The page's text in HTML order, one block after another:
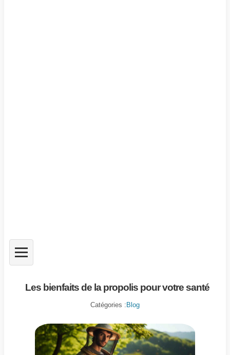
Les bienfaits de la propolis pour votre santé
Catégories :Blog